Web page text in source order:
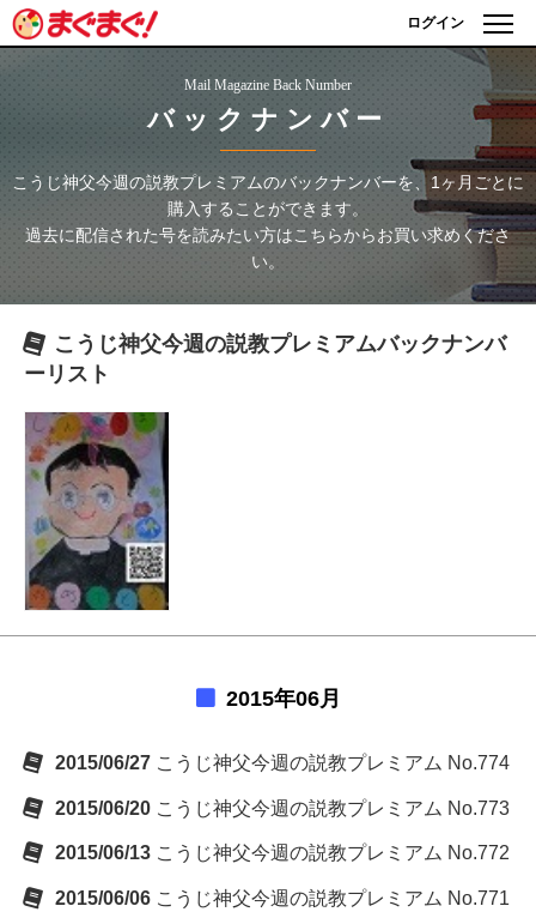
ログイン
Mail Magazine Back Number
バックナンバー
こうじ神父今週の説教プレミアムのバックナンバーを、1ヶ月ごとに
購入することができます。
過去に配信された号を読みたい方はこちらからお買い求めくださ
い。
こうじ神父今週の説教プレミアムバックナンバ
ーリスト
2015年06月
2015/06/27 こうじ神父今週の説教プレミアム No.774
2015/06/20 こうじ神父今週の説教プレミアム No.773
2015/06/13 こうじ神父今週の説教プレミアム No.772
2015/06/06 こうじ神父今週の説教プレミアム No.771